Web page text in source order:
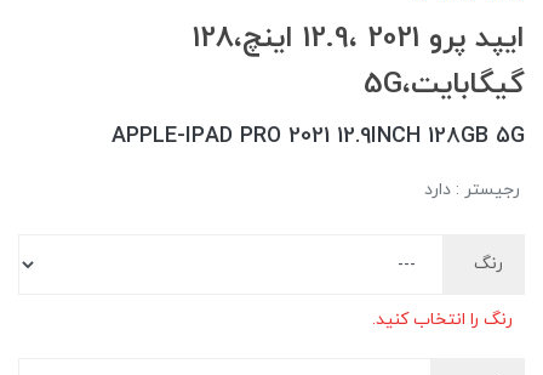
ایپد پرو 2021 ،12.9 اینچ،128
گیگابایت،5G
APPLE-IPAD PRO 2021 12.9INCH 128GB 5G
رجیستر : دارد
رنگ
رنگ را انتخاب کنید.